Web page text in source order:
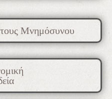
Μνημόσυνου